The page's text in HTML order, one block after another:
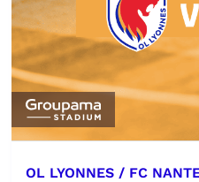
OL LYONNES / FC